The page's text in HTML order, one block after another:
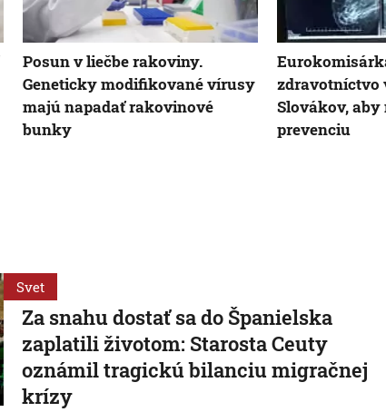
Posun v liečbe rakoviny.
Geneticky modifikované vírusy
majú napadať rakovinové
bunky
zdravotníctvo
Slovákov,
prevenciu
Svet
Za snahu dostať sa do Španielska
zaplatili životom: Starosta Ceuty
oznámil tragickú bilanciu migračnej
krízy